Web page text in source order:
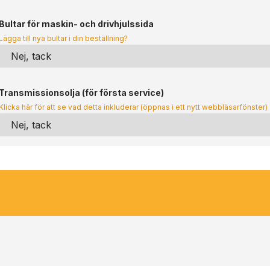
Bultar för maskin- och drivhjulssida
till nya bultar i din beställning?
Transmissionsolja (för första service)
här för att se vad detta inkluderar (öppnas i ett nytt webbläsarfönster)